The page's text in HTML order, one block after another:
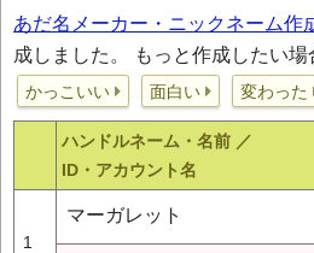
あだ名メーカー・ニックネーム作
成しました。 もっと作成したい場
かっこいい
面白い 変わった
ハンドルネーム・名前 ／
ID・アカウント名
1
マーガレット